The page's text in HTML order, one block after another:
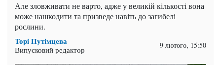
Але зловживати не варто, адже у великій кількості вона
може нашкодити та призведе навіть до загибелі
рослини.
Торі Путімцева
Випусковий редактор 9 лютого, 15:50